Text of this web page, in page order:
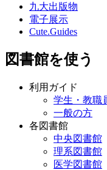
九大出版物
電子展示
Cute.Guides
図書館を使う
利用ガイド
学生・教職
一般の方
各図書館
中央図書館
理系図書館
医学図書館